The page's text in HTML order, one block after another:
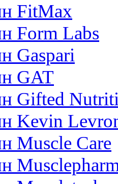
FitMax
Form Labs
Gaspari
GAT
Gifted
Kevin
Muscle Care